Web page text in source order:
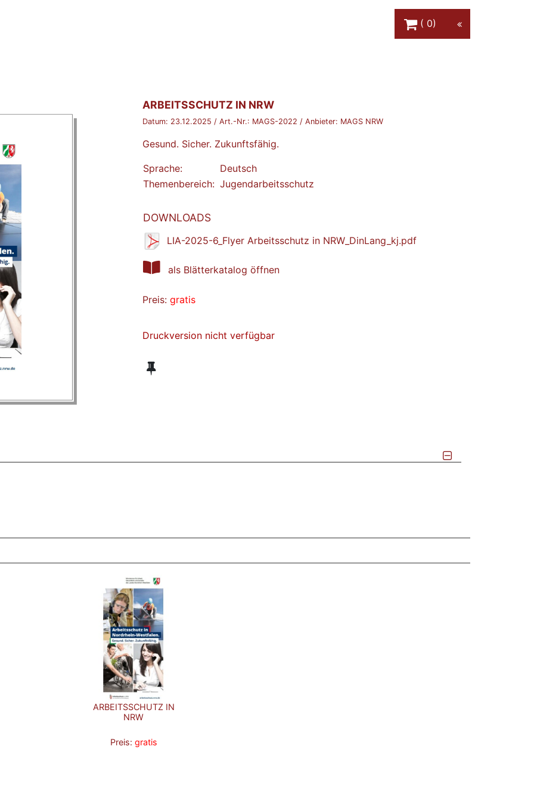
0
BROSCHÜRE:
ARBEITSSCHUTZ IN NRW
Datum: 23.12.2025 / Art.-Nr.: MAGS-2022 / Anbieter: MAGS NRW
Gesund. Sicher. Zukunftsfähig.
Sprache:
Deutsch
Themenbereich: Jugendarbeitsschutz
DOWNLOADS
LIA-2025-6_Flyer Arbeitsschutz in NRW_DinLang_kj.pdf
als Blätterkatalog öffnen
Preis: gratis
Druckversion nicht verfügbar
ANGESEHENE BROSCHÜREN
ARBEITSSCHUTZ IN
NRW
Preis: gratis